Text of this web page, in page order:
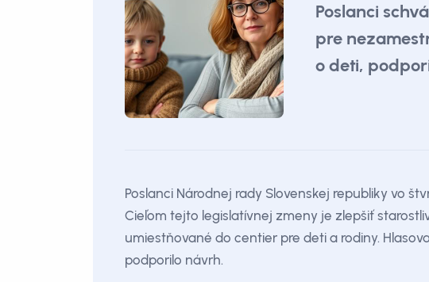
Poslanci
pre
o deti,
Poslanci Národnej rady Slovenskej republiky vo
Cieľom tejto legislatívnej zmeny je zlepšiť
umiestňované do centier pre deti a rodiny.
podporilo návrh.